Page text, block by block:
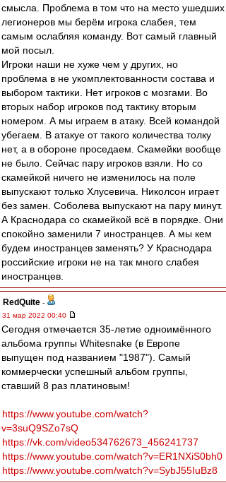
смысла. Проблема в том что на место ушедших
легионеров мы берём игрока слабея, тем
самым ослабляя команду. Вот самый главный
мой посыл.
Игроки наши не хуже чем у других, но
проблема в не укомплектованности состава и
выбором тактики. Нет игроков с мозгами. Во
вторых набор игроков под тактику вторым
номером. А мы играем в атаку. Всей командой
убегаем. В атакуе от такого количества толку
нет, а в обороне проседаем. Скамейки вообще
не было. Сейчас пару игроков взяли. Но со
скамейкой ничего не изменилось на поле
выпускают только Хлусевича. Николсон играет
без замен. Соболева выпускают на пару минут.
А Краснодара со скамейкой всё в порядке. Они
спокойно заменили 7 иностранцев. А мы кем
будем иностранцев заменять? У Краснодара
российские игроки не на так много слабея
иностранцев.
RedQuite -
31 мар 2022 00:40
Сегодня отмечается 35-летие одноимённого
альбома группы Whitesnake (в Европе
выпущен под названием "1987"). Самый
коммерчески успешный альбом группы,
ставший 8 раз платиновым!
https://www.youtube.com/watch?
v=3suQ9SZo7sQ
https://vk.com/video534762673_456241737
https://www.youtube.com/watch?v=ER1NXiS0bh0
https://www.youtube.com/watch?v=SybJ55IuBz8